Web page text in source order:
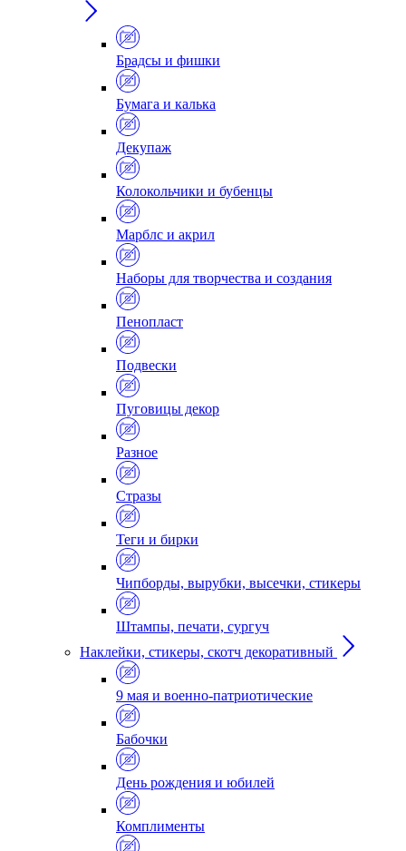
Брадсы и фишки
Бумага и калька
Декупаж
Колокольчики и бубенцы
Марблс и акрил
Наборы для творчества и создания
Пенопласт
Подвески
Пуговицы декор
Разное
Стразы
Теги и бирки
Чипборды, вырубки, высечки, стикеры
Штампы, печати, сургуч
Наклейки, стикеры, скотч декоративный
9 мая и военно-патриотические
Бабочки
День рождения и юбилей
Комплименты